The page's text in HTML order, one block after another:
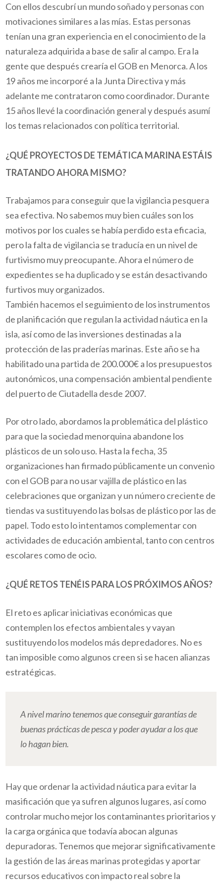
Con ellos descubrí un mundo soñado y personas con
motivaciones similares a las mías. Estas personas
tenían una gran experiencia en el conocimiento de la
naturaleza adquirida a base de salir al campo. Era la
gente que después crearía el GOB en Menorca. A los
19 años me incorporé a la Junta Directiva y más
adelante me contrataron como coordinador. Durante
15 años llevé la coordinación general y después asumí
los temas relacionados con política territorial.
¿QUÉ PROYECTOS DE TEMÁTICA MARINA ESTÁIS
TRATANDO AHORA MISMO?
Trabajamos para conseguir que la vigilancia pesquera
sea efectiva. No sabemos muy bien cuáles son los
motivos por los cuales se había perdido esta eficacia,
pero la falta de vigilancia se traducía en un nivel de
furtivismo muy preocupante. Ahora el número de
expedientes se ha duplicado y se están desactivando
furtivos muy organizados.
También hacemos el seguimiento de los instrumentos
de planificación que regulan la actividad náutica en la
isla, así como de las inversiones destinadas a la
protección de las praderías marinas. Este año se ha
habilitado una partida de 200.000€ a los presupuestos
autonómicos, una compensación ambiental pendiente
del puerto de Ciutadella desde 2007.
Por otro lado, abordamos la problemática del plástico
para que la sociedad menorquina abandone los
plásticos de un solo uso. Hasta la fecha, 35
organizaciones han firmado públicamente un convenio
con el GOB para no usar vajilla de plástico en las
celebraciones que organizan y un número creciente de
tiendas va sustituyendo las bolsas de plástico por las de
papel. Todo esto lo intentamos complementar con
actividades de educación ambiental, tanto con centros
escolares como de ocio.
¿QUÉ RETOS TENÉIS PARA LOS PRÓXIMOS AÑOS?
El reto es aplicar iniciativas económicas que
contemplen los efectos ambientales y vayan
sustituyendo los modelos más depredadores. No es
tan imposible como algunos creen si se hacen alianzas
estratégicas.
A nivel marino tenemos que conseguir garantías de
buenas prácticas de pesca y poder ayudar a los que
lo hagan bien.
Hay que ordenar la actividad náutica para evitar la
masificación que ya sufren algunos lugares, así como
controlar mucho mejor los contaminantes prioritarios y
la carga orgánica que todavía abocan algunas
depuradoras. Tenemos que mejorar significativamente
la gestión de las áreas marinas protegidas y aportar
recursos educativos con impacto real sobre la